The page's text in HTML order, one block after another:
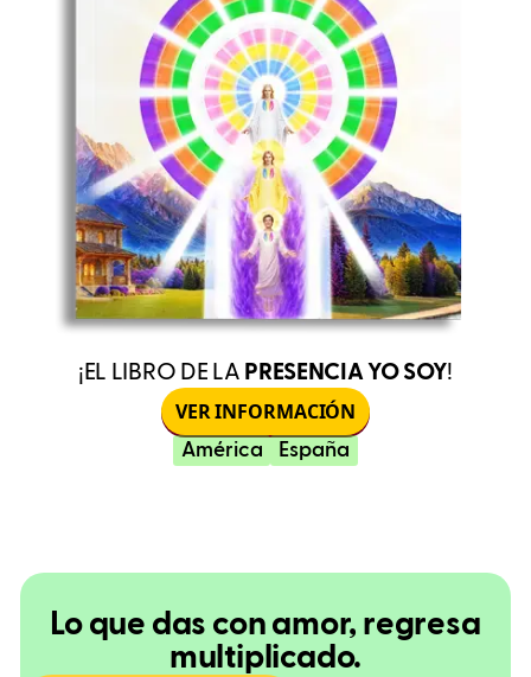
¡EL LIBRO DE LA PRESENCIA YO SOY!
VER INFORMACIÓN
América España
Lo que das con amor, regresa
multiplicado.